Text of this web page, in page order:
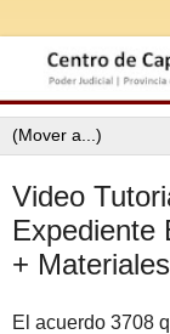
Video
Expediente
+ Materiales
El acuerdo 3708